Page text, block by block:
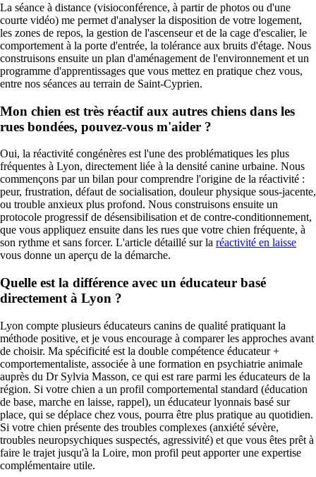
La séance à distance (visioconférence, à partir de photos ou d'une
courte vidéo) me permet d'analyser la disposition de votre logement,
les zones de repos, la gestion de l'ascenseur et de la cage d'escalier, le
comportement à la porte d'entrée, la tolérance aux bruits d'étage. Nous
construisons ensuite un plan d'aménagement de l'environnement et un
programme d'apprentissages que vous mettez en pratique chez vous,
entre nos séances au terrain de Saint-Cyprien.
Mon chien est très réactif aux autres chiens dans les
rues bondées, pouvez-vous m'aider ?
Oui, la réactivité congénères est l'une des problématiques les plus
fréquentes à Lyon, directement liée à la densité canine urbaine. Nous
commençons par un bilan pour comprendre l'origine de la réactivité :
peur, frustration, défaut de socialisation, douleur physique sous-jacente,
ou trouble anxieux plus profond. Nous construisons ensuite un
protocole progressif de désensibilisation et de contre-conditionnement,
que vous appliquez ensuite dans les rues que votre chien fréquente, à
son rythme et sans forcer. L'article détaillé sur la réactivité en laisse
vous donne un aperçu de la démarche.
Quelle est la différence avec un éducateur basé
directement à Lyon ?
Lyon compte plusieurs éducateurs canins de qualité pratiquant la
méthode positive, et je vous encourage à comparer les approches avant
de choisir. Ma spécificité est la double compétence éducateur +
comportementaliste, associée à une formation en psychiatrie animale
auprès du Dr Sylvia Masson, ce qui est rare parmi les éducateurs de la
région. Si votre chien a un profil comportemental standard (éducation
de base, marche en laisse, rappel), un éducateur lyonnais basé sur
place, qui se déplace chez vous, pourra être plus pratique au quotidien.
Si votre chien présente des troubles complexes (anxiété sévère,
troubles neuropsychiques suspectés, agressivité) et que vous êtes prêt à
faire le trajet jusqu'à la Loire, mon profil peut apporter une expertise
complémentaire utile.